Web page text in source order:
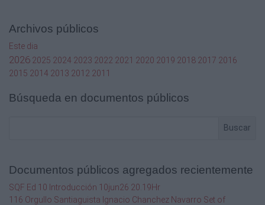
Archivos públicos
Este dia
2026 2025 2024 2023 2022 2021 2020 2019 2018 2017 2016
2015 2014 2013 2012 2011
Búsqueda en documentos públicos
Buscar
Documentos públicos agregados recientemente
SQF Ed 10 Introducción 10jun26 20.19Hr
116 Orgullo Santiaguista Ignacio Chanchez Navarro Set of